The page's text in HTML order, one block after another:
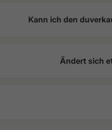
Kann ich den
Ändert sich